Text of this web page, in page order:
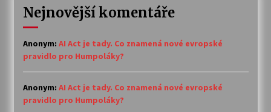
Nejnovější komentáře
Anonym: AI Act je tady. Co znamená nové evropské
pravidlo pro Humpoláky?
Anonym: AI Act je tady. Co znamená nové evropské
pravidlo pro Humpoláky?